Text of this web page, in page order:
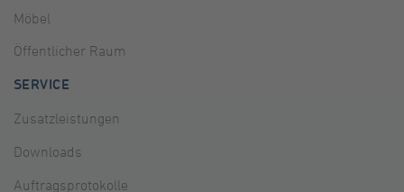
Möbel
Öffentlicher Raum
SERVICE
Zusatzleistungen
Downloads
Auftragsprotokolle